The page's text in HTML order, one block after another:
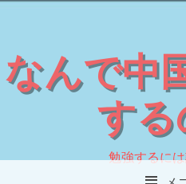
なんで中
す
勉強するに